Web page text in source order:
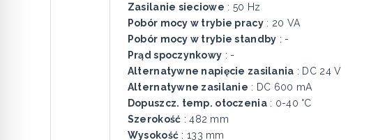
Zasilanie sieciowe : 50 Hz
Pobór mocy w trybie pracy: 20 VA
Pobór mocy w trybie standby : -
Prąd spoczynkowy : -
Alternatywne napięcie zasilania : DC 24 V
Alternatywne zasilanie : DC 600 mA
Dopuszcz. temp. otoczenia: 0-40 °C
Szerokość : 482 mm
Wysokość : 133 mm